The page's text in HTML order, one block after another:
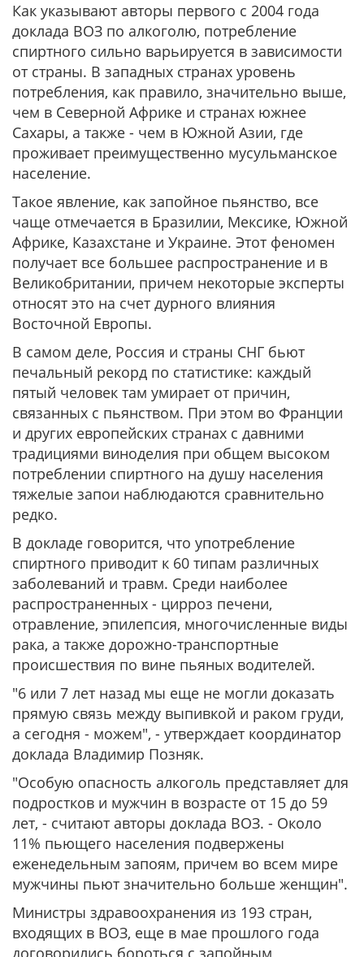
Как указывают авторы первого с 2004 года
доклада ВОЗ по алкоголю, потребление
спиртного сильно варьируется в зависимости
от страны. В западных странах уровень
потребления, как правило, значительно выше,
чем в Северной Африке и странах южнее
Сахары, а также - чем в Южной Азии, где
проживает преимущественно мусульманское
население.
Такое явление, как запойное пьянство, все
чаще отмечается в Бразилии, Мексике, Южной
Африке, Казахстане и Украине. Этот феномен
получает все большее распространение и в
Великобритании, причем некоторые эксперты
относят это на счет дурного влияния
Восточной Европы.
В самом деле, Россия и страны СНГ бьют
печальный рекорд по статистике: каждый
пятый человек там умирает от причин,
связанных с пьянством. При этом во Франции
и других европейских странах с давними
традициями виноделия при общем высоком
потреблении спиртного на душу населения
тяжелые запои наблюдаются сравнительно
редко.
В докладе говорится, что употребление
спиртного приводит к 60 типам различных
заболеваний и травм. Среди наиболее
распространенных - цирроз печени,
отравление, эпилепсия, многочисленные виды
рака, а также дорожно-транспортные
происшествия по вине пьяных водителей.
"6 или 7 лет назад мы еще не могли доказать
прямую связь между выпивкой и раком груди,
а сегодня - можем", - утверждает координатор
доклада Владимир Позняк.
"Особую опасность алкоголь представляет для
подростков и мужчин в возрасте от 15 до 59
лет, - считают авторы доклада ВОЗ. - Около
11% пьющего населения подвержены
еженедельным запоям, причем во всем мире
мужчины пьют значительно больше женщин".
Министры здравоохранения из 193 стран,
входящих в ВОЗ, еще в мае прошлого года
договорились бороться с запойным